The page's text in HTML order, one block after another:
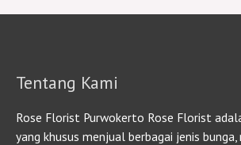
Tentang Kami
Rose Florist Purwokerto Rose Florist
yang khusus menjual berbagai jenis bunga,